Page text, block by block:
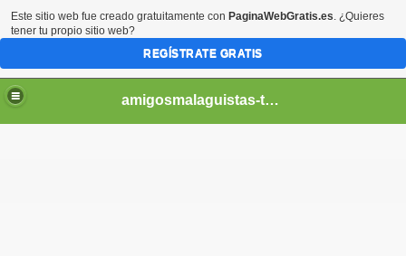
amigosmalaguistas-temporadas
Este sitio web fue creado gratuitamente con PaginaWebGratis.es. ¿Quieres
tener tu propio sitio web?
REGÍSTRATE GRATIS